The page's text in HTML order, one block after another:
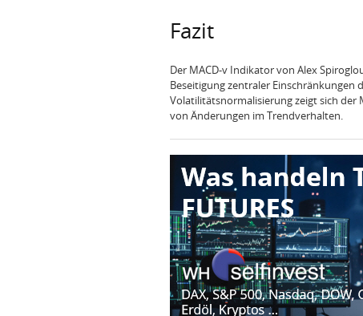
Fazit
Der MACD-v Indikator von Alex
Beseitigung zentraler Einschränkungen
Volatilitätsnormalisierung zeigt sich der
von Änderungen im Trendverhalten.